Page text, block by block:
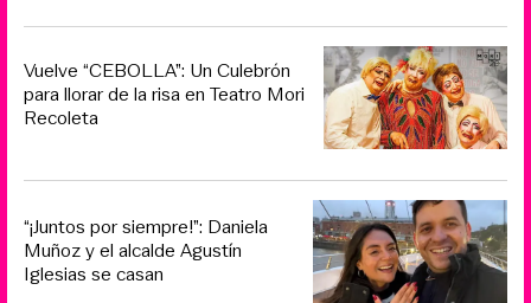
Vuelve “CEBOLLA”: Un Culebrón
para llorar de la risa en Teatro Mori
Recoleta
“¡Juntos por siempre!”: Daniela
Muñoz y el alcalde Agustín
Iglesias se casan